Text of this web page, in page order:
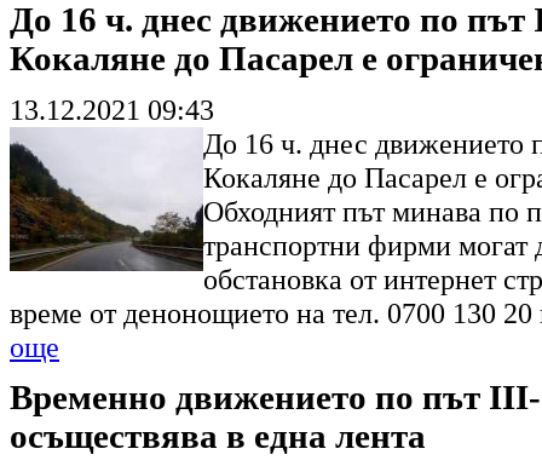
До 16 ч. днес движението по
Кокаляне до Пасарел е
13.12.2021 09:43
До 16 ч. днес движението
Кокаляне до Пасарел е
Обходният път минава по
транспортни фирми могат
обстановка от интернет
време от денонощието на тел. 0700 130
още
Временно движението по път
осъществява в една лента